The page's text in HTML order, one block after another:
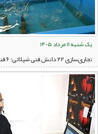
یک شنبه 11 مرداد 1405
تجاری‌سازی ۲۲ دانش فنی شیلاتی؛ ۶ فناوری به بخش خصوصی منتقل شد